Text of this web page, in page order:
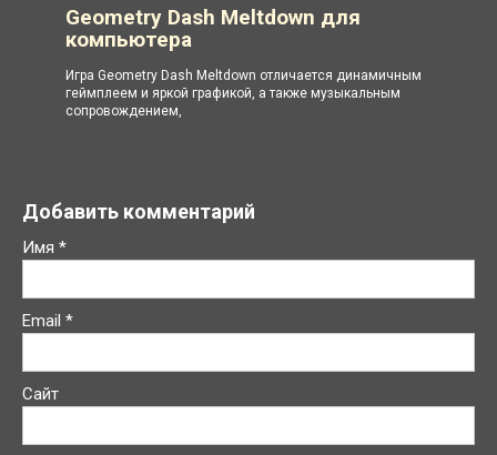
Geometry Dash Meltdown для
компьютера
Игра Geometry Dash Meltdown отличается динамичным
геймплеем и яркой графикой, а также музыкальным
сопровождением,
Добавить комментарий
Имя *
Email *
Сайт